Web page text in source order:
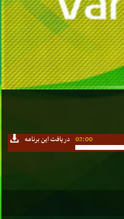
دریافت این برنامه 02:00